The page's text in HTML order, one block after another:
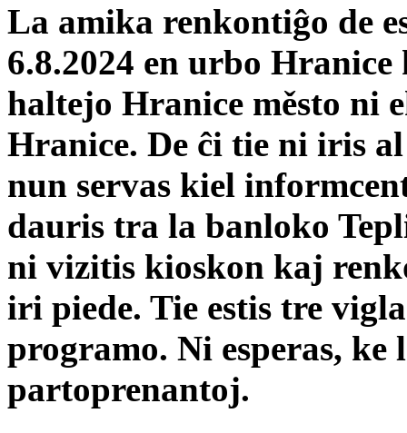
La amika renkontiĝo de
6.8.2024 en urbo
haltejo Hranice město ni
Hranice. De ĉi tie ni iris
nun servas kiel
dauris tra la banloko
ni vizitis kioskon kaj
iri piede. Tie estis tre
programo. Ni esperas,
partoprenantoj.